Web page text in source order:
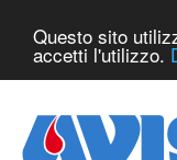
Questo sito
accetti l'utilizzo.